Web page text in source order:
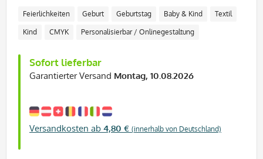
Feierlichkeiten Geburt Geburtstag Baby & Kind Textil
Kind CMYK Personalisierbar / Onlinegestaltung
Sofort lieferbar
Garantierter Versand Montag, 10.08.2026
Versandkosten ab 4,80 € (innerhalb von Deutschland)